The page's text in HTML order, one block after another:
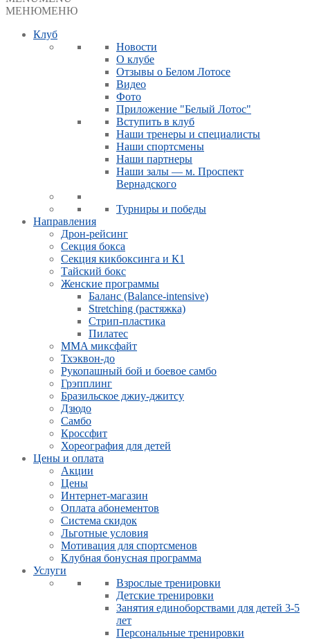
МЕНЮМЕНЮ
Клуб
Новости
О клубе
Отзывы о Белом Лотосе
Видео
Фото
Приложение "Белый Лотос"
Вступить в клуб
Наши тренеры и специалисты
Наши спортсмены
Наши партнеры
Наши залы — м. Проспект
Вернадского
Турниры и победы
Направления
Дрон-рейсинг
Секция бокса
Секция кикбоксинга и К1
Тайский бокс
Женские программы
Баланс (Balance-intensive)
Stretching (растяжка)
Стрип-пластика
Пилатес
MMA миксфайт
Тхэквон-до
Рукопашный бой и боевое самбо
Грэпплинг
Бразильское джиу-джитсу
Дзюдо
Самбо
Кроссфит
Хореография для детей
Цены и оплата
Акции
Цены
Интернет-магазин
Оплата абонементов
Система скидок
Льготные условия
Мотивация для спортсменов
Клубная бонусная программа
Услуги
Взрослые тренировки
Детские тренировки
Занятия единоборствами для детей 3-5
лет
Персональные тренировки